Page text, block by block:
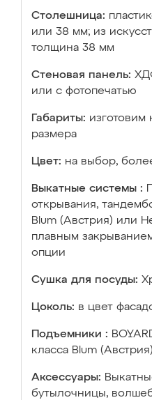
Столешница:
или 38 мм; из
толщина 38 мм
Стеновая панель:
или с фотопечатью
Габариты:
размера
Цвет: на выбор,
Выкатные системы :
открывания,
Blum (Австрия) или
плавным
опции
Сушка для посуды:
Цоколь: в цвет
Подъемники :
класса Blum
Аксессуары:
бутылочницы,